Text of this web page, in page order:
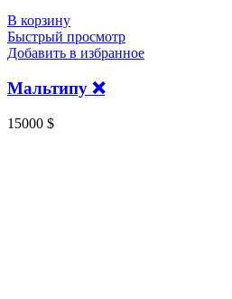
В корзину
Быстрый просмотр
Добавить в избранное
Мальтипу ❌
15000 $